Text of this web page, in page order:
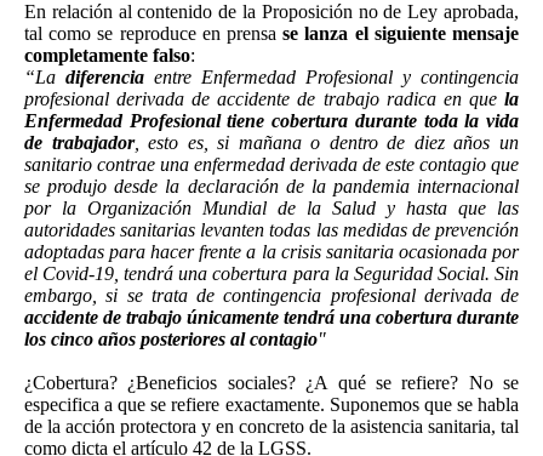
En relación al contenido de la Proposición no de Ley aprobada,
tal como se reproduce en prensase lanza el siguiente mensaje
completamente falso:
“La diferencia entre Enfermedad Profesional y contingencia
profesional derivada de accidente de trabajo radica en que la
Enfermedad Profesional tiene cobertura durante toda la vida
de trabajador, esto es, si mañana o dentro de diez años un
sanitario contrae una enfermedad derivada de este contagio que
se produjo desde la declaración de la pandemia internacional
por la Organización Mundial de la Salud y hasta que las
autoridades sanitarias levanten todas las medidas de prevención
adoptadas para hacer frente a la crisis sanitaria ocasionada por
el Covid-19, tendrá una cobertura para la Seguridad Social. Sin
embargo, si se trata de contingencia profesional derivada de
accidente de trabajo únicamente tendrá una cobertura durante
los cinco años posteriores al contagio"
¿Cobertura? ¿Beneficios sociales? ¿A qué se refiere? No se
especifica a que se refiere exactamente. Suponemos que se habla
de la acción protectora y en concreto de la asistencia sanitaria, tal
como dicta el artículo 42 de la LGSS.